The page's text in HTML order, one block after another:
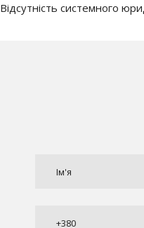
Відсутність системного